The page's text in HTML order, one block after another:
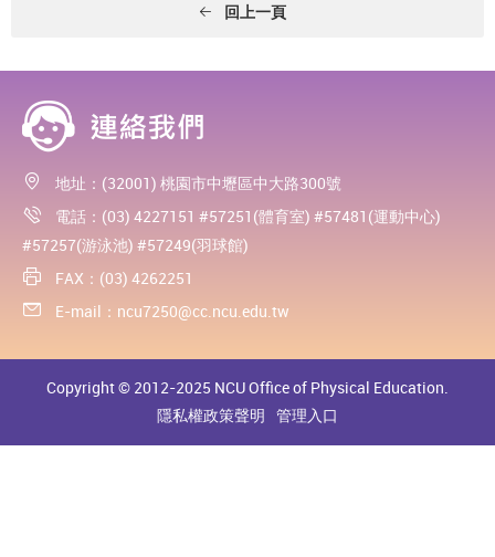
回上一頁
地址：(32001) 桃園市中壢區中大路300號
電話：(03) 4227151 #57251(體育室) #57481(運動中心)
#57257(游泳池) #57249(羽球館)
FAX：(03) 4262251
E-mail： ncu7250@cc.ncu.edu.tw
Copyright © 2012-2025 NCU Office of Physical Education.
隱私權政策聲明 管理入口